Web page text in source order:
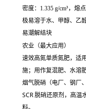
密度：1.335 g/cm³，熔
极易溶于水、甲醇、乙
易潮解结块
农业（最大应用）
速效高氮单质氮肥，适
施；用作复混肥、水溶肥
烟气脱硝（电厂、钢厂
SCR 脱硝还原剂，高温